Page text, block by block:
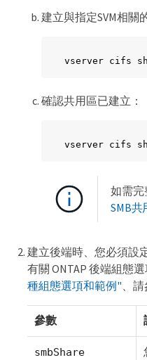
建立與指定SVM相關
vserver cifs
確認共用區已建立：
vserver cifs
如需完
SMB共
建立後端時、您必須設
有關 ONTAP 後端組態選
種組態選項和範例" 、
參數
smbShare